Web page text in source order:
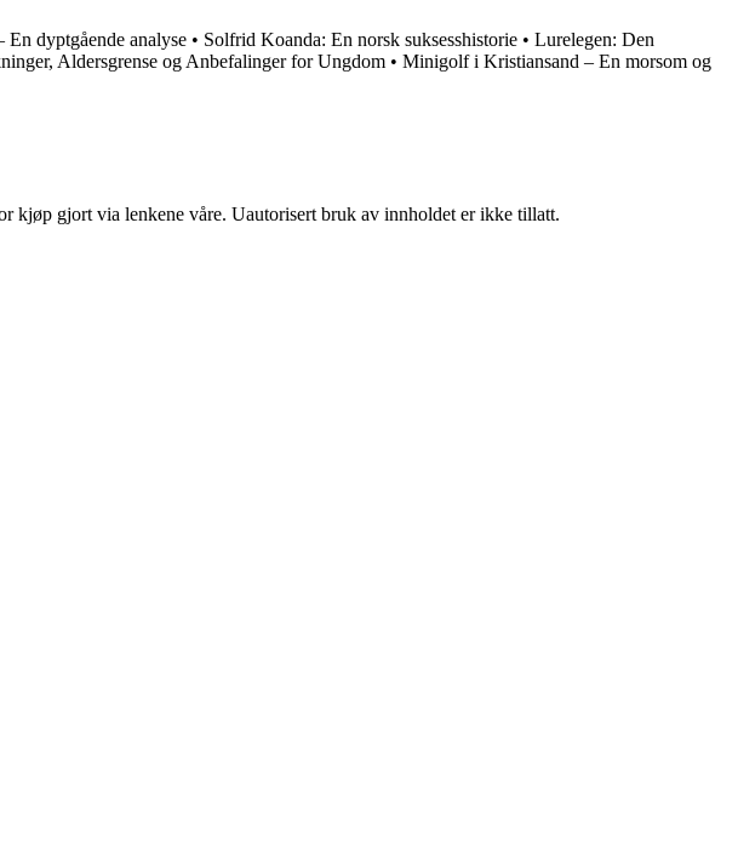
En dyptgående analyse • Solfrid Koanda: En norsk suksesshistorie • Lurelegen: Den
Aldersgrense og Anbefalinger for Ungdom • Minigolf i Kristiansand – En morsom og
kjøp gjort via lenkene våre. Uautorisert bruk av innholdet er ikke tillatt.